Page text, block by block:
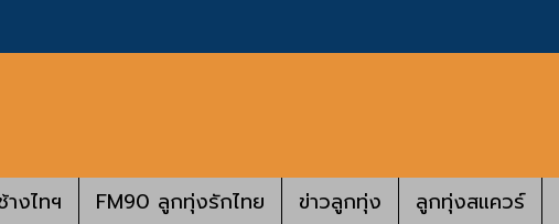
งไทฯ FM90 ลูกทุ่งรักไทย ข่าวลูกทุ่ง ลูกทุ่งสแควร์